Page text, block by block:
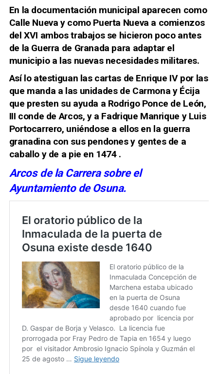
En la documentación municipal aparecen como
Calle Nueva y como Puerta Nueva a comienzos
del XVI ambos trabajos se hicieron poco antes
de la Guerra de Granada para adaptar el
municipio a las nuevas necesidades militares.
Así lo atestiguan las cartas de Enrique IV por las
que manda a las unidades de Carmona y Écija
que presten su ayuda a Rodrigo Ponce de León,
III conde de Arcos, y a Fadrique Manrique y Luis
Portocarrero, uniéndose a ellos en la guerra
granadina con sus pendones y gentes de a
caballoy de a pie en 1474 .
Arcos de la Carrera sobre el
Ayuntamiento de Osuna.